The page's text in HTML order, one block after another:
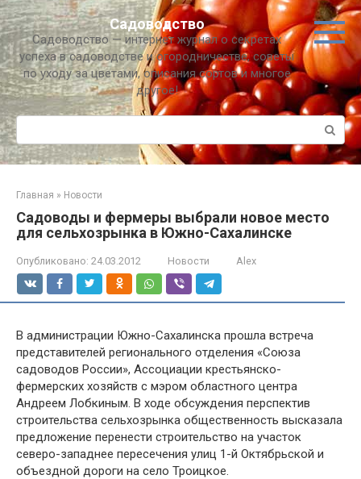
Перейти
к
контенту
Садоводство
Садоводство — интернет журнал о секретах
успеха в садоводстве и огородничестве, советы
по уходу за цветами, описания сортов и многое
другое!
Поиск:
Главная » Новости
Садоводы и фермеры выбрали новое место
для сельхозрынка в Южно-Сахалинске
Опубликовано: 24.03.2012 Новости Alex
В администрации Южно-Сахалинска прошла встреча
представителей регионального отделения «Союза
садоводов России», Ассоциации крестьянско-
фермерских хозяйств с мэром областного центра
Андреем Лобкиным. В ходе обсуждения перспектив
строительства сельхозрынка общественность высказала
предложение перенести строительство на участок
северо-западнее пересечения улиц 1-й Октябрьской и
объездной дороги на село Троицкое.